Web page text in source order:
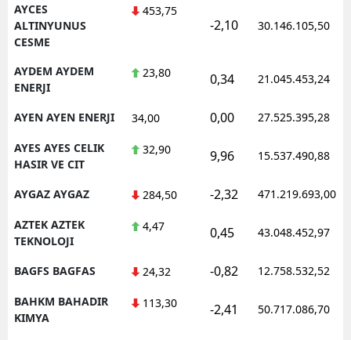
AYCES
ALTINYUNUS
CESME
453,75
-2,10 30.146.105,50
AYDEM AYDEM
ENERJI
23,80 0,34 21.045.453,24
AYEN AYEN ENERJI 34,00 0,00 27.525.395,28
AYES AYES CELIK
HASIR VE CIT
32,90 9,96 15.537.490,88
AYGAZ AYGAZ 284,50 -2,32 471.219.693,00
AZTEK AZTEK
TEKNOLOJI
4,47 0,45 43.048.452,97
BAGFS BAGFAS 24,32 -0,82 12.758.532,52
BAHKM BAHADIR
KIMYA
113,30 -2,41 50.717.086,70